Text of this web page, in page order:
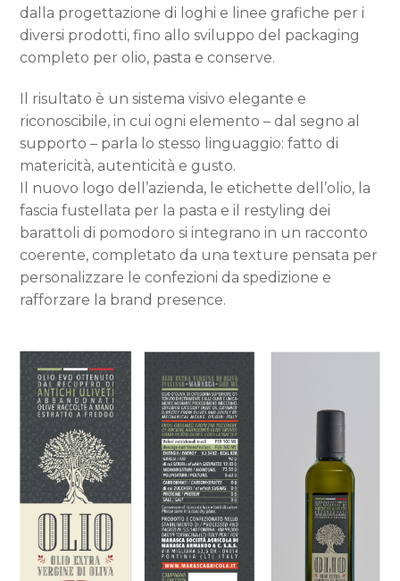
dalla progettazione di loghi e linee grafiche per i
diversi prodotti, fino allo sviluppo del packaging
completo per olio, pasta e conserve.
Il risultato è un sistema visivo elegante e
riconoscibile, in cui ogni elemento – dal segno al
supporto – parla lo stesso linguaggio: fatto di
matericità, autenticità e gusto.
Il nuovo logo dell’azienda, le etichette dell’olio, la
fascia fustellata per la pasta e il restyling dei
barattoli di pomodoro si integrano in un racconto
coerente, completato da una texture pensata per
personalizzare le confezioni da spedizione e
rafforzare la brand presence.